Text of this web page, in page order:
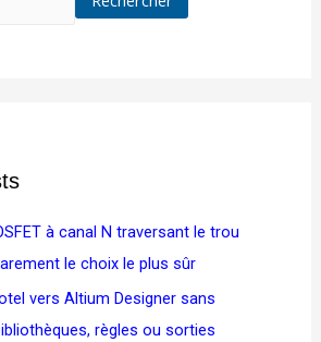
à canal N traversant le trou
le choix le plus sûr
vers Altium Designer sans
règles ou sorties